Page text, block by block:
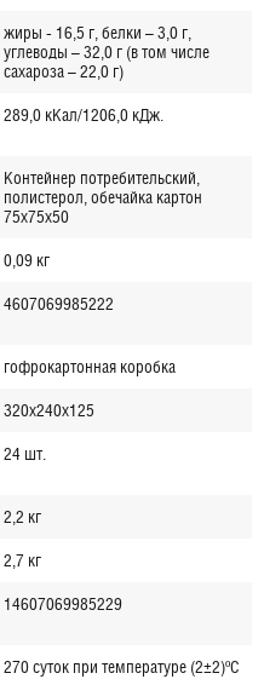
жиры - 16,5 г, белки – 3,0 г,
углеводы – 32,0 г (в том числе
сахароза – 22,0 г)
289,0 кКал/1206,0 кДж.
Контейнер потребительский,
полистерол, обечайка картон
75х75х50
0,09 кг
4607069985222
гофрокартонная коробка
320х240х125
24 шт.
2,2 кг
2,7 кг
14607069985229
270 суток при температуре (2±2)ºС